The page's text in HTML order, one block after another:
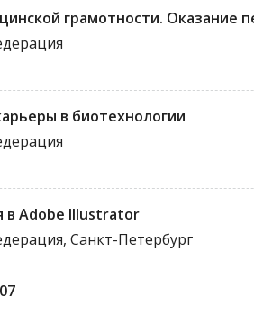
грамотности. Оказание
в биотехнологии
в Adobe Illustrator
Санкт-Петербург